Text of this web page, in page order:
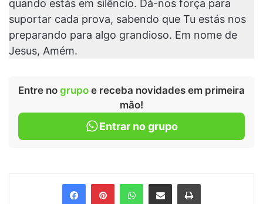
quando estás em silêncio. Dá-nos força para
suportar cada prova, sabendo que Tu estás nos
preparando para algo grandioso. Em nome de
Jesus, Amém.
Entre no grupo e receba novidades em primeira
mão!
Entrar no grupo
FacebookPinterestWhatsApp
Compartilhar via e-mail Imprimir